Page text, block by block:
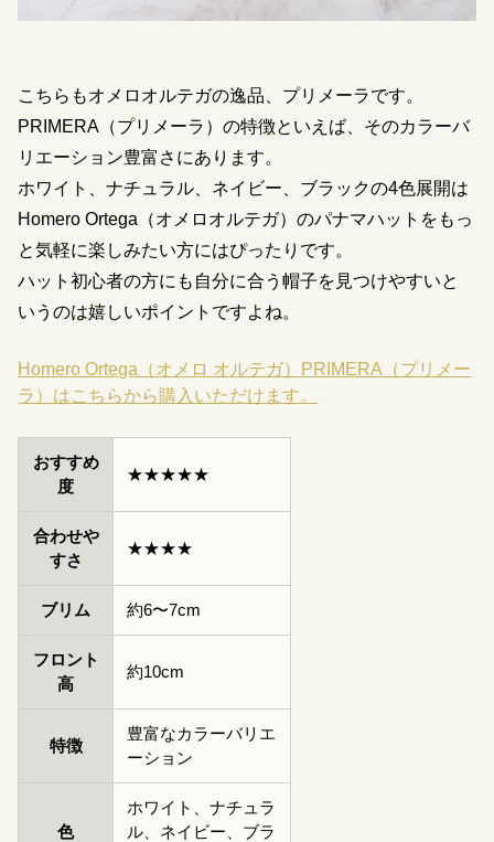
こちらもオメロオルテガの逸品、プリメーラです。
PRIMERA（プリメーラ）の特徴といえば、そのカラーバ
リエーション豊富さにあります。
ホワイト、ナチュラル、ネイビー、ブラックの4色展開は
Homero Ortega（オメロオルテガ）のパナマハットをもっ
と気軽に楽しみたい方にはぴったりです。
ハット初心者の方にも自分に合う帽子を見つけやすいと
いうのは嬉しいポイントですよね。
Homero Ortega（オメロ オルテガ）PRIMERA（プリメー
ラ）はこちらから購入いただけます。
おすすめ
度
★★★★★
合わせや
すさ
★★★★
ブリム 約6〜7cm
フロント
高
約10cm
特徴
豊富なカラーバリエ
ーション
色
ホワイト、ナチュラ
ル、ネイビー、ブラ